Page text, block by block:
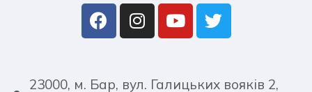
23000, м. Бар, вул. Галицьких вояків 2,